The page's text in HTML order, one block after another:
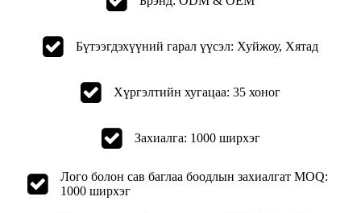
Бүтээгдэхүүний гарал үүсэл: Хуйжоу, Хятад
Хүргэлтийн хугацаа: 35 хоног
Захиалга: 1000 ширхэг
Лого болон сав баглаа боодлын захиалгат MOQ:
1000 ширхэг